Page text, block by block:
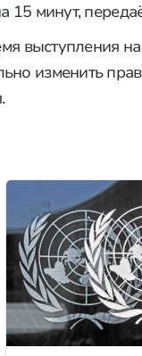
15 минут,
выступления
изменить